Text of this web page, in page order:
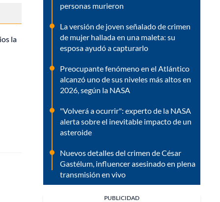
la
personas murieron
La versión de joven señalado de crimen
de mujer hallada en una maleta: su
esposa ayudó a capturarlo
Preocupante fenómeno en el Atlántico
alcanzó uno de sus niveles más altos en
2026, según la NASA
"Volverá a ocurrir": experto de la NASA
alerta sobre el inevitable impacto de un
asteroide
Nuevos detalles del crimen de César
Gastélum, influencer asesinado en plena
transmisión en vivo
PUBLICIDAD